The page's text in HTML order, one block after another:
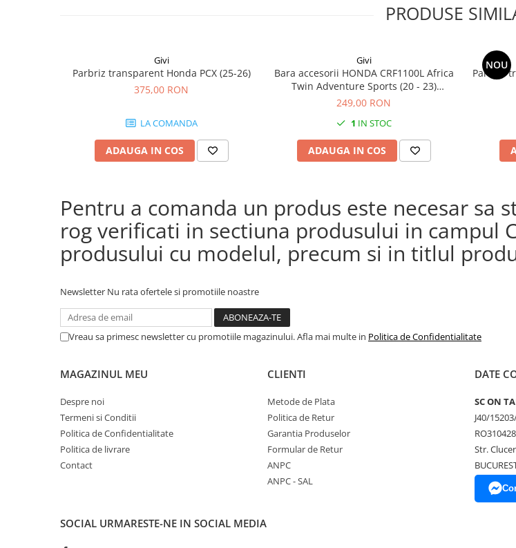
PRODUSE
Givi
Parbriz transparent Honda PCX (25-26)
375,00 RON
LA COMANDA
ADAUGA IN COS
Givi
Bara accesorii HONDA CRF1100L Africa
Twin Adventure Sports (20 - 23)
CRF1100L Africa Twin Adventure Sports
CRF1100L Africa Twin (20 - 23)
249,00 RON
1 IN STOC
ADAUGA IN COS
NOU
Parbriz
Pentru a comanda un produs este necesar sa
rog verificati in sectiuna produsului in campul
produsului cu modelul, precum si in titlul
Newsletter Nu rata ofertele si promotiile noastre
Vreau sa primesc newsletter cu promotiile magazinului. Afla mai multe in Politica de Confidentialitate
MAGAZINUL MEU
Despre noi
Termeni si Conditii
Politica de Confidentialitate
Politica de livrare
Contact
CLIENTI
Metode de Plata
Politica de Retur
Garantia Produselor
Formular de Retur
ANPC
ANPC - SAL
DATE
SC ON
J40/
Str.
SOCIAL URMARESTE-NE IN SOCIAL MEDIA